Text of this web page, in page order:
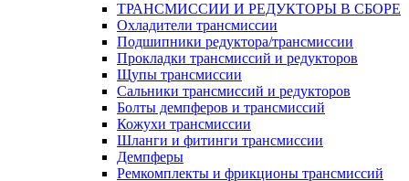
ТРАНСМИССИИ И РЕДУКТОРЫ В СБОРЕ
Охладители трансмиссии
Подшипники редуктора/трансмиссии
Прокладки трансмиссий и редукторов
Щупы трансмиссии
Сальники трансмиссий и редукторов
Болты демпферов и трансмиссий
Кожухи трансмиссии
Шланги и фитинги трансмиссии
Демпферы
Ремкомплекты и фрикционы трансмиссий